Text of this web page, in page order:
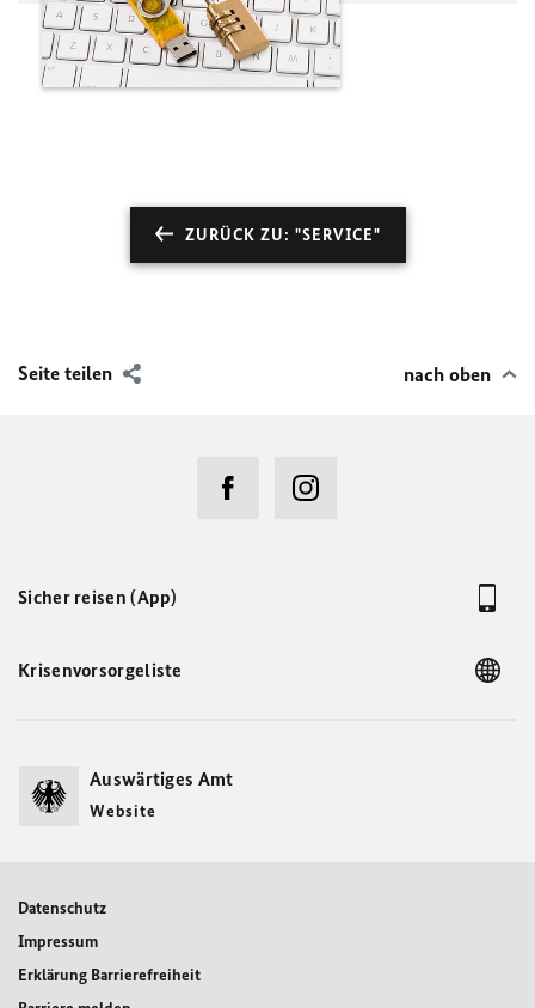
ZURÜCK ZU: "SERVICE"
Seite teilen nach oben
Sicher reisen (App)
Krisenvorsorgeliste
Auswärtiges Amt
Website
Datenschutz
Impressum
Erklärung Barrierefreiheit